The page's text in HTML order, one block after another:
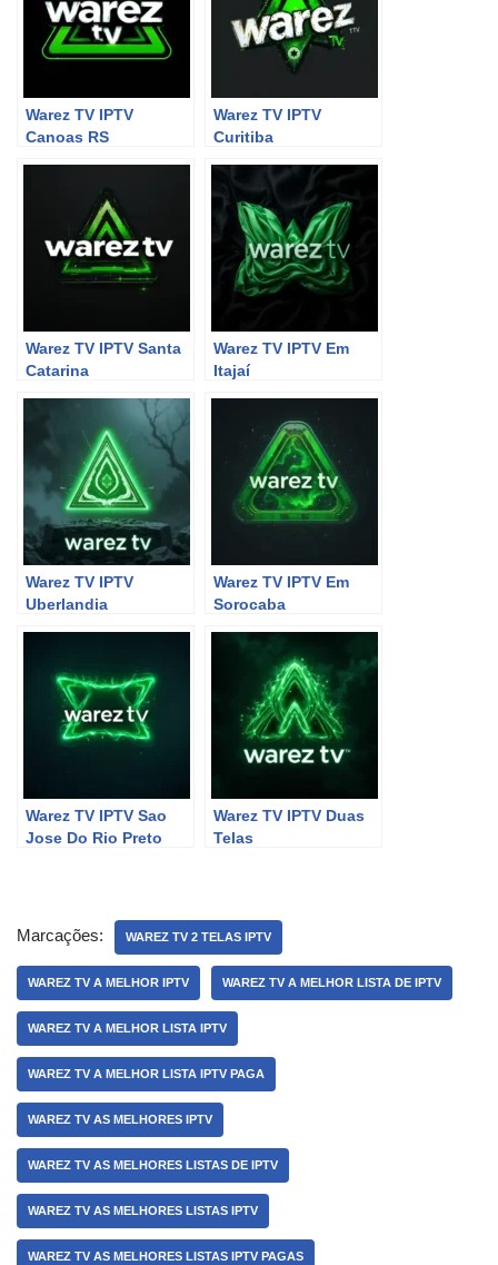
Warez TV IPTV
Canoas RS
Warez TV IPTV
Curitiba
Warez TV IPTV Santa
Catarina
Warez TV IPTV Em
Itajaí
Warez TV IPTV
Uberlandia
Warez TV IPTV Em
Sorocaba
Warez TV IPTV Sao
Jose Do Rio Preto
Warez TV IPTV Duas
Telas
Marcações: WAREZ TV 2 TELAS IPTV
WAREZ TV A MELHOR IPTV WAREZ TV A MELHOR LISTA DE IPTV
WAREZ TV A MELHOR LISTA IPTV
WAREZ TV A MELHOR LISTA IPTV PAGA
WAREZ TV AS MELHORES IPTV
WAREZ TV AS MELHORES LISTAS DE IPTV
WAREZ TV AS MELHORES LISTAS IPTV
WAREZ TV AS MELHORES LISTAS IPTV PAGAS